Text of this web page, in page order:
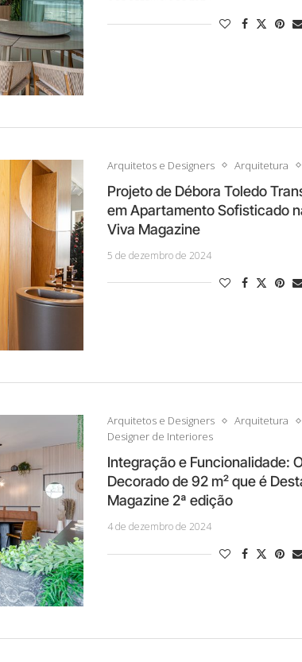
Arquitetos e Designers Arquitetura
Projeto de Débora Toledo
em Apartamento Sofisticado
Viva Magazine
5 de dezembro de 2024
Arquitetos e Designers Arquitetura
Designer de Interiores
Integração e Funcionalidade:
Decorado de 92 m² que é
Magazine 2ª edição
4 de dezembro de 2024